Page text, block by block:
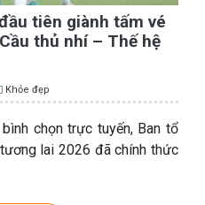
tiên giành tấm vé
thủ nhí – Thế hệ
Khỏe đẹp
chọn trực tuyến, Ban tổ
lai 2026 đã chính thức